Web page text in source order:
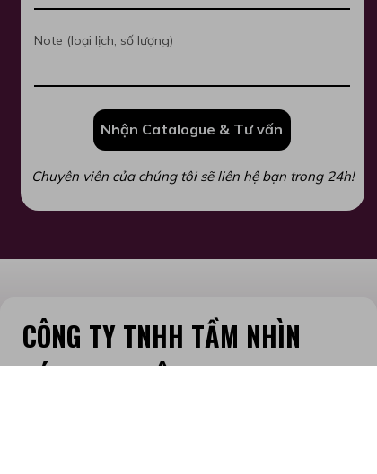
Nhận Catalogue & Tư vấn
Note (loại lịch, số lượng)
Chuyên viên của chúng tôi sẽ liên hệ bạn trong 24h!
CÔNG TY TNHH TẦM NHÌN
SÁNG TẠO BÔNG SEN GLOBAL